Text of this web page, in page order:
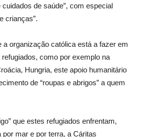
de saúde”, com especial
crianças”.
a organização católica está a fazer em
como por exemplo na
Hungria, este apoio humanitário
de “roupas e abrigos” a quem
que estes refugiados enfrentam,
por mar e por terra, a Cáritas